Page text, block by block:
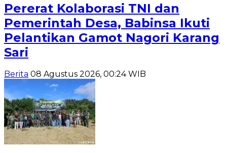
Pererat Kolaborasi TNI dan
Pemerintah Desa, Babinsa Ikuti
Pelantikan Gamot Nagori Karang
Sari
Berita 08 Agustus 2026, 00:24 WIB